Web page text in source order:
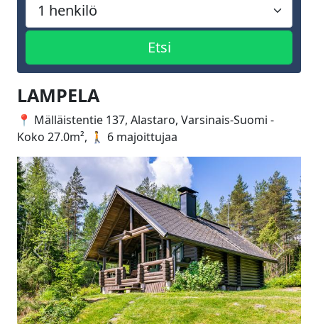
LAMPELA
📍 Mälläistentie 137, Alastaro, Varsinais-Suomi -
Koko 27.0m², 🚶 6 majoittujaa
Edellinen